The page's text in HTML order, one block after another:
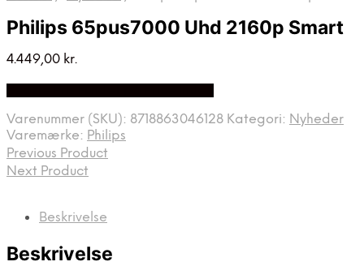
Philips 65pus7000 Uhd 2160p Smart
4.449,00 kr.
Varenummer (SKU): 8718863046128 Kategori: Nyheder
Varemærke: Philips
Previous Product
Next Product
Beskrivelse
Beskrivelse